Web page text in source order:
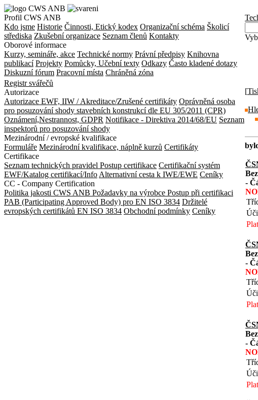
Profil CWS ANB
Kdo jsme Historie Činnosti, Etický kodex Organizační schéma Školicí
střediska Zkušební organizace Seznam členů Kontakty
Oborové informace
Kurzy, semináře, akce Technické normy Právní předpisy Knihovna
publikací Projekty Pomůcky, Učební texty Odkazy Často kladené dotazy
Diskuzní fórum Pracovní místa Chráněná zóna
Registr svářečů
Autorizace
Autorizace EWF, IIW / Akreditace/Zrušené certifikáty Oprávněná osoba
pro posuzování shody stavebních konstrukcí dle EU 305/2011 (CPR)
Oznámení,Nestrannost, GDPR Notifikace - Direktiva 2014/68/EU Seznam
inspektorů pro posuzování shody
Mezinárodní / evropské kvalifikace
Formuláře Mezinárodní kvalifikace, náplně kurzů Certifikáty
Certifikace
Seznam technických pravidel Postup certifikace Certifikační systém
EWF/Katalog certifikací/Info Alternativní cesta k IWE/EWE Ceníky
CC - Company Certification
Politika jakosti CWS ANB Požadavky na výrobce Postup při certifikaci
PAB (Participating Approved Body) pro EN ISO 3834 Držitelé
evropských certifikátů EN ISO 3834 Obchodní podmínky Ceníky
[
-
-
-